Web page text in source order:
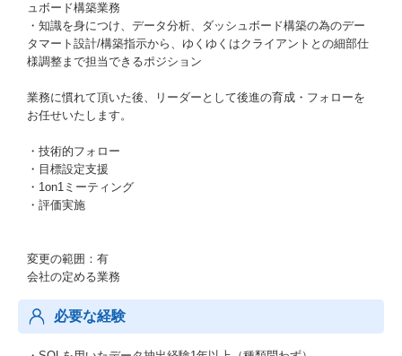
ュボード構築業務
・知識を身につけ、データ分析、ダッシュボード構築の為のデー
タマート設計/構築指示から、ゆくゆくはクライアントとの細部仕
様調整まで担当できるポジション
業務に慣れて頂いた後、リーダーとして後進の育成・フォローを
お任せいたします。
・技術的フォロー
・目標設定支援
・1on1ミーティング
・評価実施
変更の範囲：有
会社の定める業務
必要な経験